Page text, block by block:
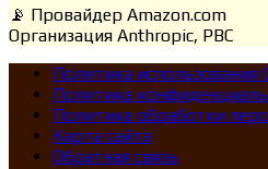
📡 Провайдер Amazon.com
Организация Anthropic, PBC
Политика использования
Политика
Политика обработки
Карта сайта
Обратная связь